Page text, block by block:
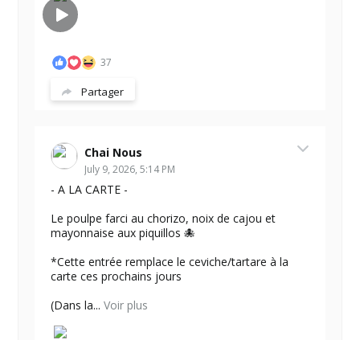
37
Partager
Chai Nous
July 9, 2026, 5:14 PM
- A LA CARTE -
Le poulpe farci au chorizo, noix de cajou et
mayonnaise aux piquillos 🐙
*Cette entrée remplace le ceviche/tartare à la
carte ces prochains jours
(Dans la... Voir plus